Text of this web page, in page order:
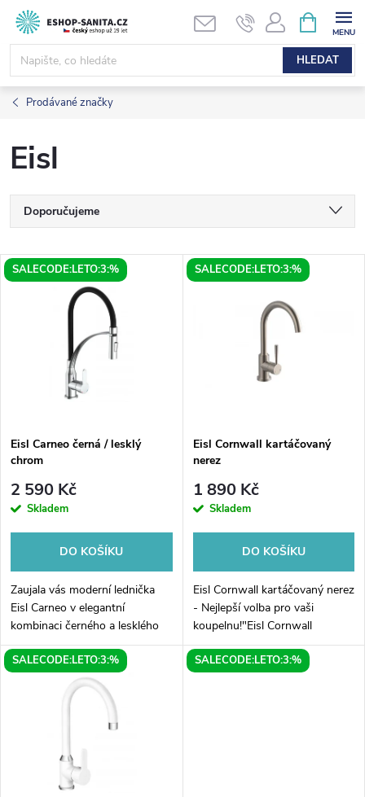
Přejít
obsah
HLEDAT
NÁKUPNÍ
KOŠÍK
Prodávané značky
Eisl
Ř
a
z
p
r
o
d
u
k
Doporučujeme
Nejdražší
Nejprodávanější
V
s
p
r
d
u
k
SALECODE:LETO:3:%
Eisl Carneo černá / lesklý
chrom
2 590 Kč
Skladem
DO KOŠÍKU
Zaujala vás moderní lednička
Eisl Carneo v elegantní
kombinaci černého a lesklého
chromu? Pak neváhejte a
pořiďte si tento luxusní kousek
do své kuchyně! Lednička Eisl
SALECODE:LETO:3:%
Eisl Cornwall kartáčovaný
nerez
1 890 Kč
Skladem
DO KOŠÍKU
Eisl Cornwall kartáčovaný nerez
- Nejlepší volba pro vaši
koupelnu!"Eisl Cornwall
kartáčovaný nerez - Nejlepší
volba pro vaši koupelnu! Tento
SALECODE:LETO:3:% SALECODE:LETO:3:%